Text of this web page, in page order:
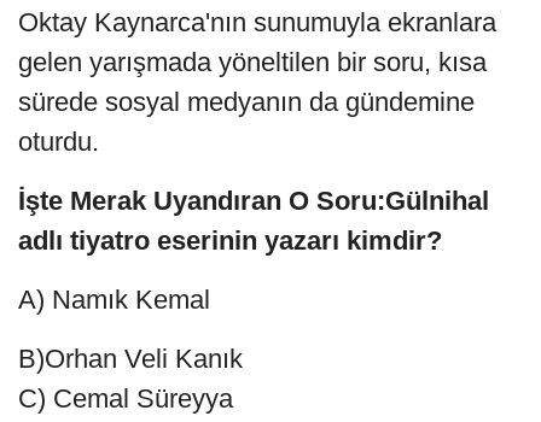
Oktay Kaynarca'nın sunumuyla ekranlara
gelen yarışmada yöneltilen bir soru, kısa
sürede sosyal medyanın da gündemine
oturdu.
İşte Merak Uyandıran O Soru:Gülnihal
adlı tiyatro eserinin yazarı kimdir?
A) Namık Kemal
B)Orhan Veli Kanık
C) Cemal Süreyya